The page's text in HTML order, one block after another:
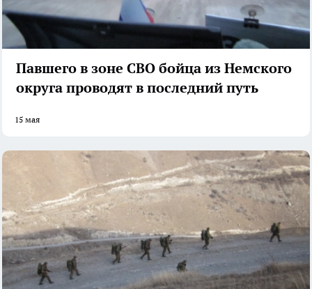
Павшего в зоне СВО бойца из Немского
округа проводят в последний путь
15 мая